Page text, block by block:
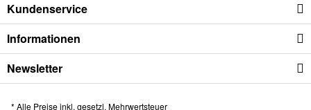
Kundenservice
Informationen
Newsletter
* Alle Preise inkl. gesetzl. Mehrwertsteuer